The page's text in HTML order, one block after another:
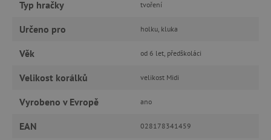
Typ hračky tvoření
Určeno pro holku, kluka
Věk od 6 let, předškoláci
Velikost korálků velikost Midi
Vyrobeno v Evropě ano
EAN 028178341459
Analytické cookies
Marketingové cookies
Funkční soubory
Nezbytně nutné soubory cookie umožňují
základní funkce webových stránek, jako je
stránky nelze bez nezbytně nutných souborů